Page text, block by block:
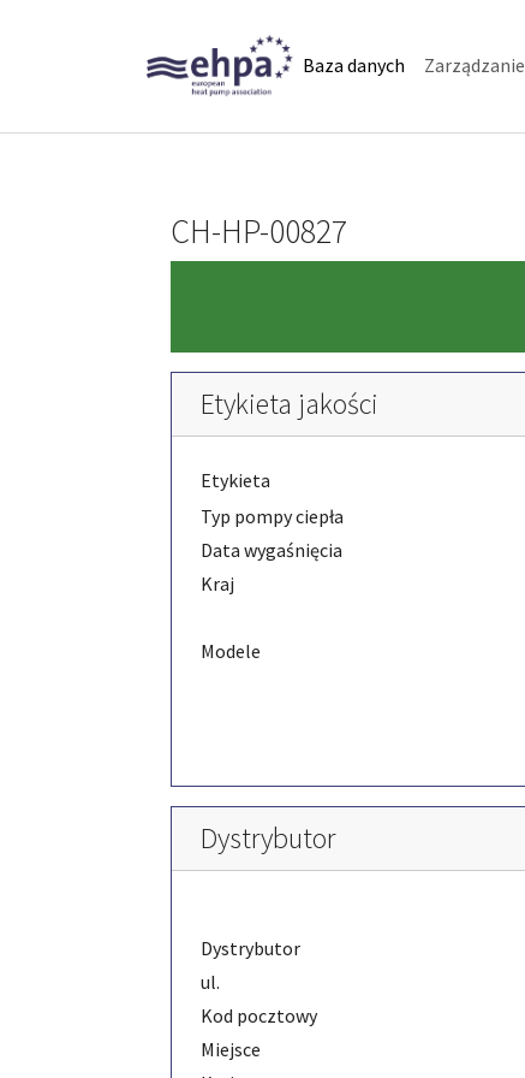
Baza danych(current)
Zarządzanie
CH-HP-00827
Etykieta jakości
Etykieta
Typ pompy ciepła
Data wygaśnięcia
Kraj
Modele
Dystrybutor
Dystrybutor
ul.
Kod pocztowy
Miejsce